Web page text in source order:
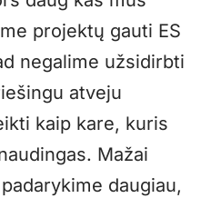
projektų gauti ES
negalime užsidirbti
atveju
kaip kare, kuris
Mažai
daugiau,